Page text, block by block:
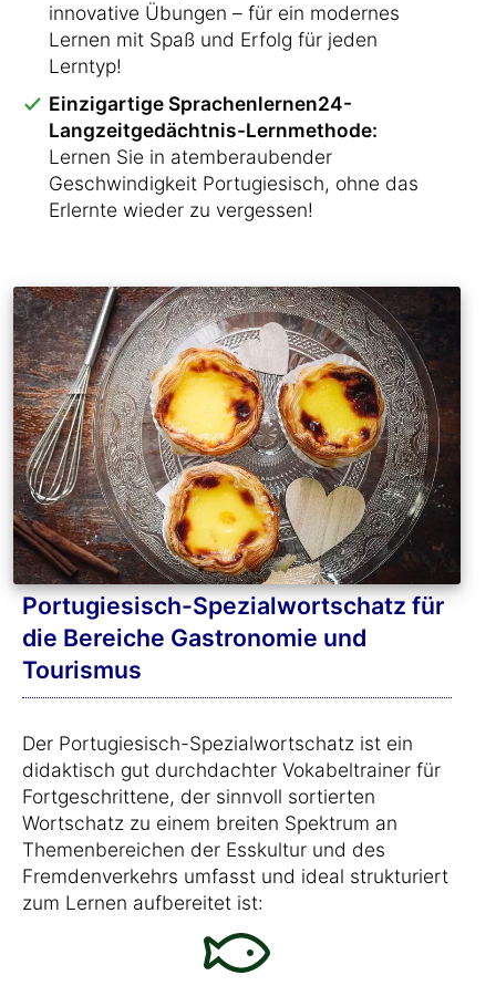
innovative Übungen – für ein modernes
Lernen mit Spaß und Erfolg für jeden
Lerntyp!
Einzigartige Sprachenlernen24-
Langzeitgedächtnis-Lernmethode:
Lernen Sie in atemberaubender
Geschwindigkeit Portugiesisch, ohne das
Erlernte wieder zu vergessen!
Portugiesisch-Spezialwortschatz für
die Bereiche Gastronomie und
Tourismus
Der Portugiesisch-Spezialwortschatz ist ein
didaktisch gut durchdachter Vokabeltrainer für
Fortgeschrittene, der sinnvoll sortierten
Wortschatz zu einem breiten Spektrum an
Themenbereichen der Esskultur und des
Fremdenverkehrs umfasst und ideal strukturiert
zum Lernen aufbereitet ist: